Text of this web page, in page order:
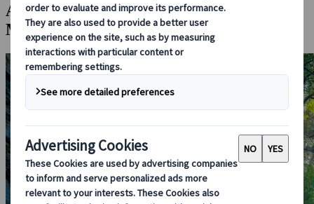
Aventura de un día en Kumamoto y
Miyazaki